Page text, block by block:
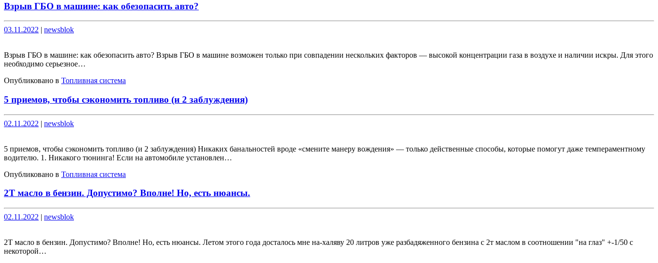
Взрыв ГБО в машине: как обезопасить авто?
Опубликовано
03.11.2022 | Опубликовано
newsblok
Взрыв ГБО в машине: как обезопасить авто? Взрыв ГБО в машине возможен только при совпадении нескольких факторов — высокой концентрации газа в воздухе и наличии искры. Для этого
необходимо серьезное…
Опубликовано в Топливная система
5 приемов, чтобы сэкономить топливо (и 2 заблуждения)
Опубликовано
02.11.2022 | Опубликовано
newsblok
5 приемов, чтобы сэкономить топливо (и 2 заблуждения) Никаких банальностей вроде «смените манеру вождения» — только действенные способы, которые помогут даже темпераментному
водителю. 1. Никакого тюнинга! Если на автомобиле установлен…
Опубликовано в Топливная система
2Т масло в бензин. Допустимо? Вполне! Но, есть нюансы.
Опубликовано
02.11.2022 | Опубликовано
newsblok
2Т масло в бензин. Допустимо? Вполне! Но, есть нюансы. Летом этого года досталось мне на-халяву 20 литров уже разбадяженного бензина с 2т маслом в соотношении "на глаз" +-1/50 с
некоторой…